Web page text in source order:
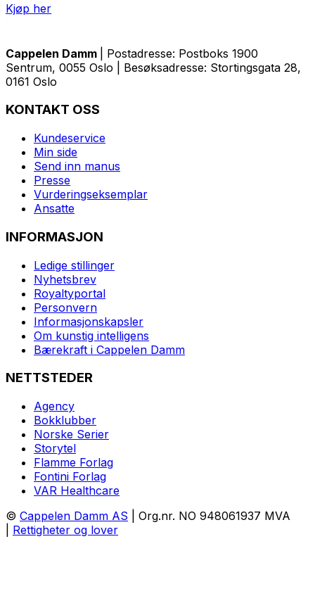
Kjøp her
Cappelen Damm
| Postadresse: Postboks 1900
Sentrum, 0055 Oslo | Besøksadresse: Stortingsgata 28,
0161 Oslo
KONTAKT OSS
Kundeservice
Min side
Send inn manus
Presse
Vurderingseksemplar
Ansatte
INFORMASJON
Ledige stillinger
Nyhetsbrev
Royaltyportal
Personvern
Informasjonskapsler
Om kunstig intelligens
Bærekraft i Cappelen Damm
NETTSTEDER
Agency
Bokklubber
Norske Serier
Storytel
Flamme Forlag
Fontini Forlag
VAR Healthcare
© Cappelen Damm AS | Org.nr. NO 948061937 MVA
Rettigheter og lover